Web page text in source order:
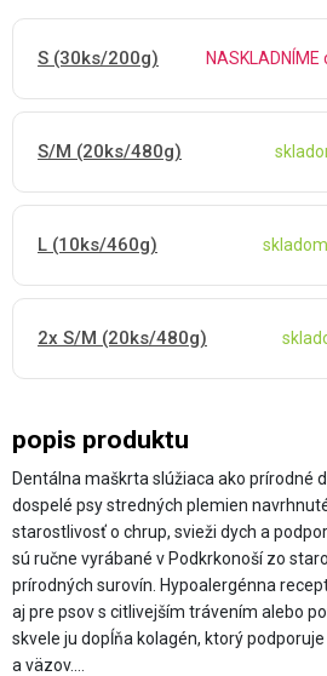
popis produktu
Dentálna maškrta slúžiaca ako prírodné
dospelé psy stredných plemien
starostlivosť o chrup, svieži dych a
sú ručne vyrábané v Podkrkonoší zo
prírodných surovín. Hypoalergénna
aj pre psov s citlivejším trávením alebo
skvele ju dopĺňa kolagén, ktorý
a väzov.…
S (30ks/200g)
S/M (20ks/480g)
L (10ks/460g) skladom
2x S/M (20ks/480g)